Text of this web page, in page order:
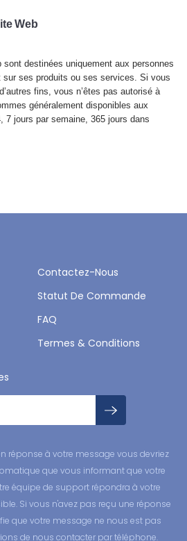
Web
sont destinées uniquement aux personnes
sur ses produits ou ses services. Si vous
fins, vous n’êtes pas autorisé à
généralement disponibles aux
7 jours par semaine, 365 jours dans
Contactez-Nous
Statut De Commande
FAQ
Termes & Conditions
réponse à votre message vous devriez
que vous informant que votre
équipe de support répondra à votre
Si vous n'avez pas reçu une réponse
que votre message ne nous est pas
de nous contacter par téléphone.